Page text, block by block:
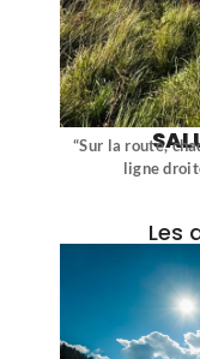
“Sur la route,
ligne
Les